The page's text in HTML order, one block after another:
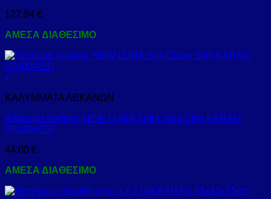
127,94 €
ΑΜΕΣΑ ΔΙΑΘΕΣΙΜΟ
+
ΚΑΛΥΜΜΑΤΑ ΛΕΚΑΝΩΝ
Κάλυμμα λεκάνης NEW LUNA Soft-Close Slim KARAG
(SU004SS)
44,00 €
ΑΜΕΣΑ ΔΙΑΘΕΣΙΜΟ